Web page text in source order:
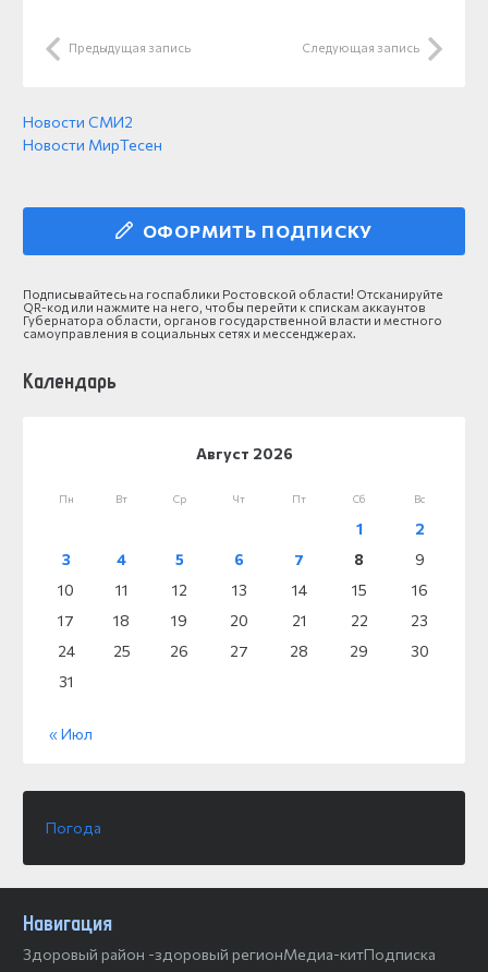
Предыдущая запись Следующая запись
Новости СМИ2
Новости МирТесен
ОФОРМИТЬ ПОДПИСКУ
Подписывайтесь на госпаблики Ростовской области! Отсканируйте
QR-код или нажмите на него, чтобы перейти к спискам аккаунтов
Губернатора области, органов государственной власти и местного
самоуправления в социальных сетях и мессенджерах.
Календарь
Август 2026
Пн Вт Ср Чт Пт Сб Вс
1
2
3
4 5 6 7 8
9
10
11 12 13 14 15
16
17
18 19 20 21 22
23
24
25 26 27 28 29
30
31
« Июл
Погода
Навигация
Здоровый район -здоровый регионМедиа-китПодписка